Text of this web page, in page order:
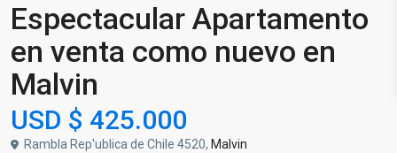
Espectacular Apartamento
en venta como nuevo en
Malvin
USD $ 425.000
Rambla Rep'ublica de Chile 4520, Malvin